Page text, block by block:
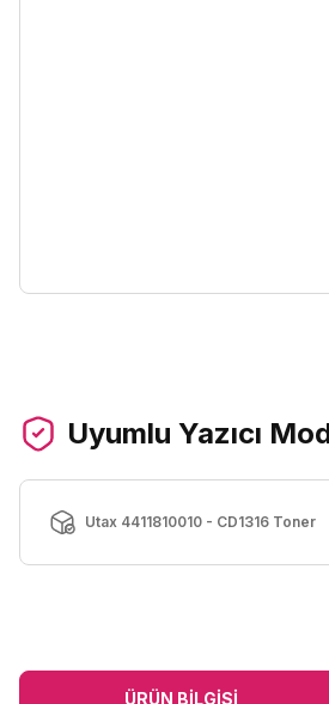
Uyumlu Yazıcı
Utax 4411810010 - CD1316 Toner
ÜRÜN BILGISI